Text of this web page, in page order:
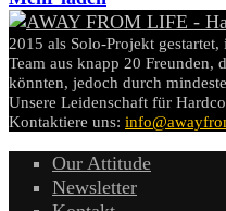
2015 als Solo-Projekt
Team aus knapp 20 Freunden,
könnten, jedoch durch
Unsere Leidenschaft für
Kontaktiere uns:
Our Attitude
Newsletter